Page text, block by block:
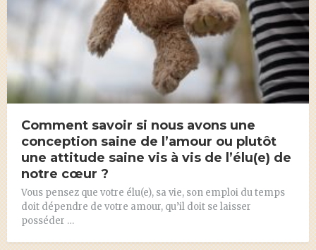
Comment savoir si nous avons une
conception saine de l’amour ou plutôt
une attitude saine vis à vis de l’élu(e) de
notre cœur ?
Vous pensez que votre élu(e), sa vie, son emploi du temps
doit dépendre de votre amour, qu’il doit se laisser
posséder …